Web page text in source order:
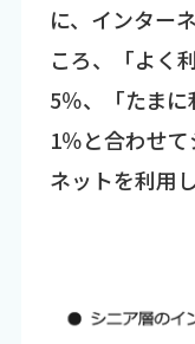
に、インター
ころ、「よく
5％、「たま
1％と合わせ
ネットを利用